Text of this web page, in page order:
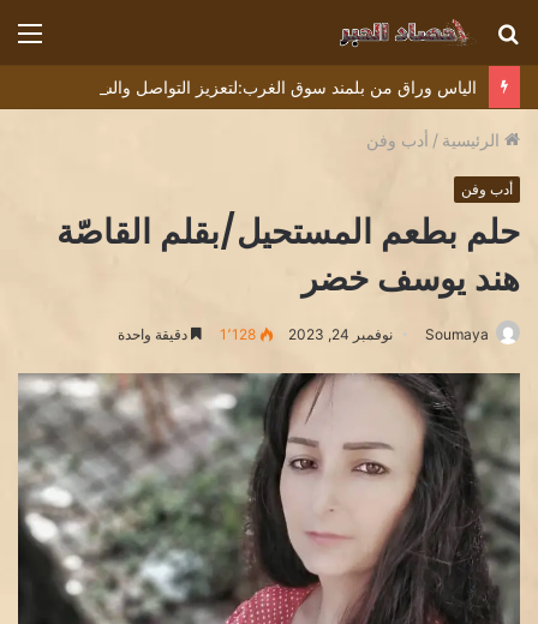
بحث
عن
الرئيسية / أدب وفن
أدب وفن
حلم بطعم المستحيل/بقلم القاصّة
هند يوسف خضر
Soumaya نوفمبر 24, 2023 1٬128 دقيقة واحدة